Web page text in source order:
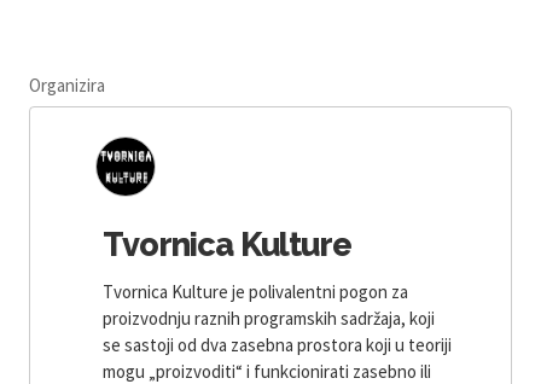
Organizira
Tvornica Kulture
Tvornica Kulture je polivalentni pogon za
proizvodnju raznih programskih sadržaja, koji
se sastoji od dva zasebna prostora koji u teoriji
mogu „proizvoditi“ i funkcionirati zasebno ili